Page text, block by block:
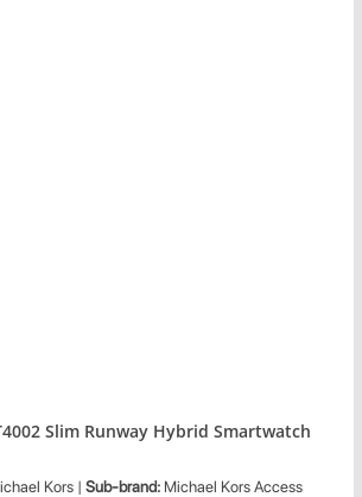
Slim Runway Hybrid Smartwatch
Kors | Sub-brand:Michael Kors Access